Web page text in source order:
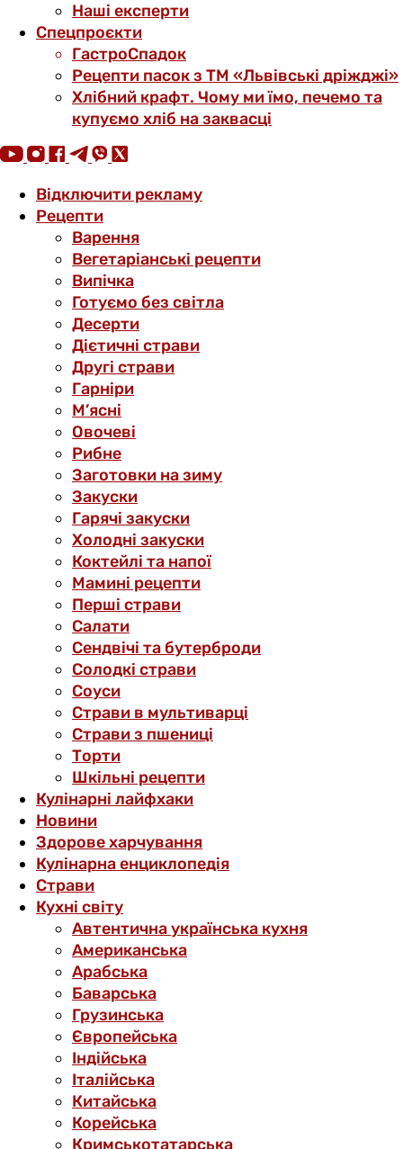
Наші експерти
Спецпроєкти
ГастроСпадок
Рецепти пасок з ТМ «Львівські дріжджі»
Хлібний крафт. Чому ми їмо, печемо та
купуємо хліб на заквасці
Відключити рекламу
Рецепти
Варення
Вегетаріанські рецепти
Випічка
Готуємо без світла
Десерти
Дієтичні страви
Другі страви
Гарніри
М’ясні
Овочеві
Рибне
Заготовки на зиму
Закуски
Гарячі закуски
Холодні закуски
Коктейлі та напої
Мамині рецепти
Перші страви
Салати
Сендвічі та бутерброди
Солодкі страви
Соуси
Страви в мультиварці
Страви з пшениці
Торти
Шкільні рецепти
Кулінарні лайфхаки
Новини
Здорове харчування
Кулінарна енциклопедія
Страви
Кухні світу
Автентична українська кухня
Американська
Арабська
Баварська
Грузинська
Європейська
Індійська
Італійська
Китайська
Корейська
Кримськотатарська